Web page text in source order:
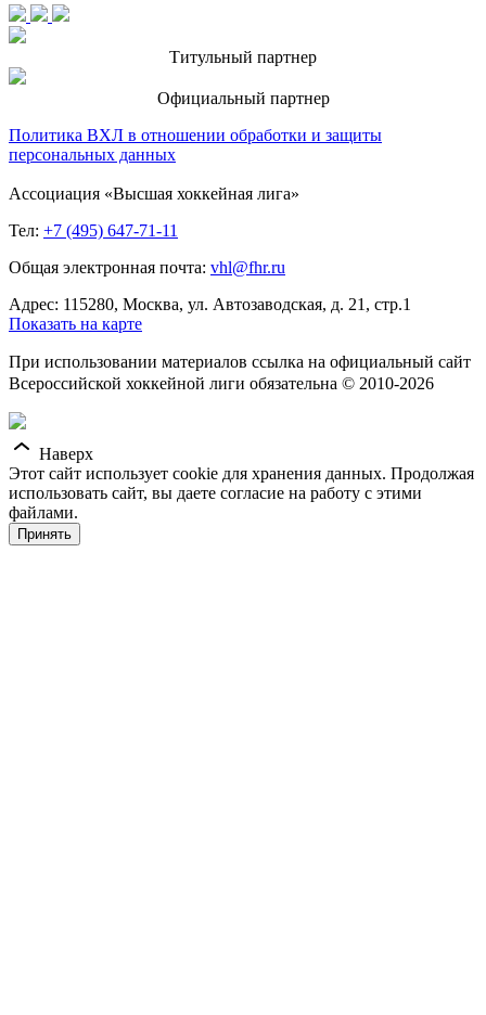
Титульный партнер
Официальный партнер
Политика ВХЛ в отношении обработки и защиты
персональных данных
Ассоциация «Высшая хоккейная лига»
Тел: +7 (495) 647-71-11
Общая электронная почта: vhl@fhr.ru
Адрес: 115280, Москва, ул. Автозаводская, д. 21, стр.1
Показать на карте
При использовании материалов ссылка на официальный сайт
Всероссийской хоккейной лиги обязательна © 2010-2026
Наверх
Этот сайт использует cookie для хранения данных. Продолжая
использовать сайт, вы даете согласие на работу с этими
файлами.
Принять